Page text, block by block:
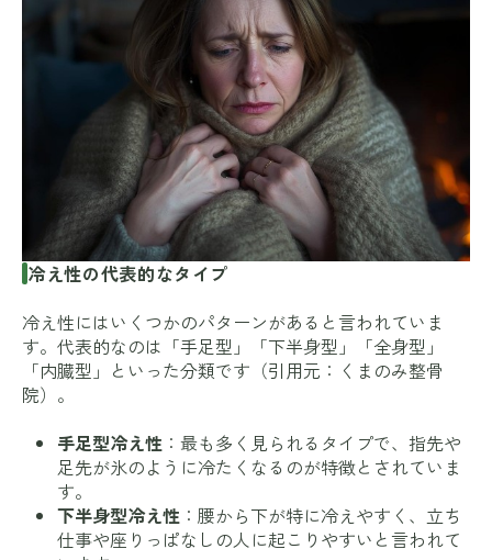
冷え性の代表的なタイプ
冷え性にはいくつかのパターンがあると言われていま
す。代表的なのは「手足型」「下半身型」「全身型」
「内臓型」といった分類です（引用元： くまのみ整骨
院）。
手足型冷え性 ：最も多く見られるタイプで、指先や
足先が氷のように冷たくなるのが特徴とされていま
す。
下半身型冷え性 ：腰から下が特に冷えやすく、立ち
仕事や座りっぱなしの人に起こりやすいと言われて